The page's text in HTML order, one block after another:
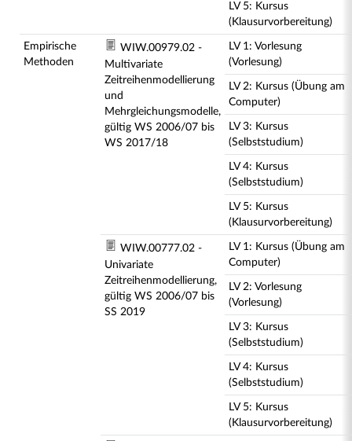
LV 5: Kursus
(Klausurvorbereitung)
Empirische
Methoden
WIW.00979.02 -
Multivariate
Zeitreihenmodellierung
und
Mehrgleichungsmodelle,
gültig WS 2006/07 bis
WS 2017/18
LV 1: Vorlesung
(Vorlesung)
LV 2: Kursus (Übung am
Computer)
LV 3: Kursus
(Selbststudium)
LV 4: Kursus
(Selbststudium)
LV 5: Kursus
(Klausurvorbereitung)
WIW.00777.02 -
Univariate
Zeitreihenmodellierung,
gültig WS 2006/07 bis
SS 2019
LV 1: Kursus (Übung am
Computer)
LV 2: Vorlesung
(Vorlesung)
LV 3: Kursus
(Selbststudium)
LV 4: Kursus
(Selbststudium)
LV 5: Kursus
(Klausurvorbereitung)